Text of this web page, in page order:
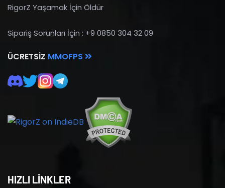
RigorZ Yaşamak İçin Öldür
Sipariş Sorunları İçin : +9 0850 304 32 09
ÜCRETSIZ MMOFPS
HIZLI LİNKLER